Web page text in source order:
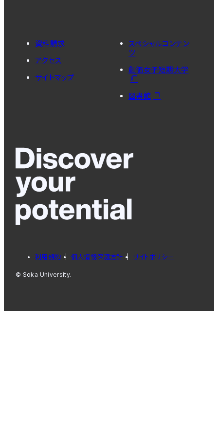
資料請求
アクセス
サイトマップ
スペシャルコンテン
ツ
創価女子短期大学
図書館
利用規約 個人情報保護方針 サイトポリシー
© Soka University.